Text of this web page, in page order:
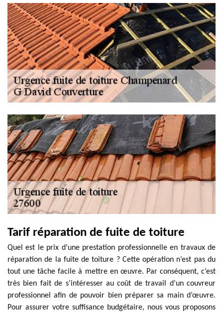
Tarif réparation de fuite de toiture
Quel est le prix d’une prestation professionnelle en travaux de
réparation de la fuite de toiture ? Cette opération n’est pas du
tout une tâche facile à mettre en œuvre. Par conséquent, c’est
très bien fait de s’intéresser au coût de travail d’un couvreur
professionnel afin de pouvoir bien préparer sa main d’œuvre.
Pour assurer votre suffisance budgétaire, nous vous proposons